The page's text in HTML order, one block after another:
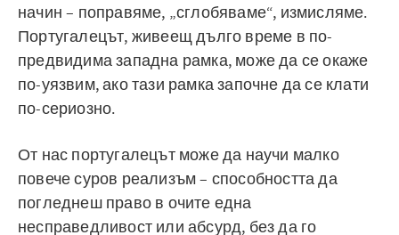
начин – поправяме, „сглобяваме“, измисляме.
Португалецът, живеещ дълго време в по-
предвидима западна рамка, може да се окаже
по-уязвим, ако тази рамка започне да се клати
по-сериозно.
От нас португалецът може да научи малко
повече суров реализъм – способността да
погледнеш право в очите една
несправедливост или абсурд, без да го